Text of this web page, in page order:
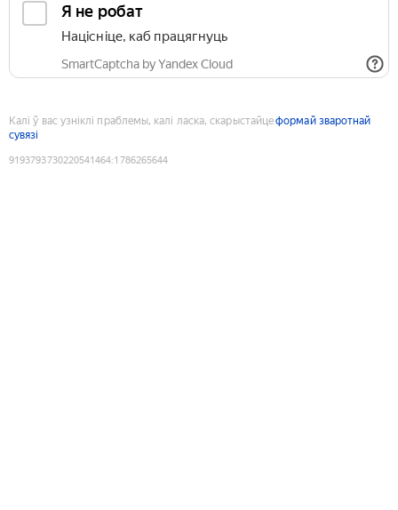
Я не робат
Націсніце, каб працягнуць
SmartCaptcha by Yandex Cloud
Калі ў вас узніклі праблемы, калі ласка, скарыстайцеформай зваротнай
сувязі
9193793730220541464:1786265644